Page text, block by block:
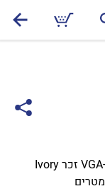
כבל מסך VGA זכר ל-VGA זכר Ivory